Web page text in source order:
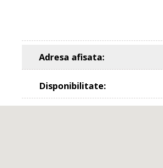
Adresa afisata:
Disponibilitate: